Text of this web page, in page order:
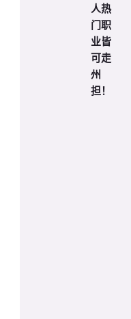
人热
门职
业皆
可走
州
担！